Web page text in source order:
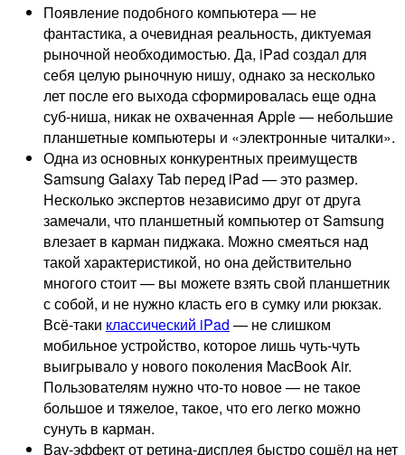
Появление подобного компьютера — не
фантастика, а очевидная реальность, диктуемая
рыночной необходимостью. Да, iPad создал для
себя целую рыночную нишу, однако за несколько
лет после его выхода сформировалась еще одна
суб-ниша, никак не охваченная Apple — небольшие
планшетные компьютеры и «электронные читалки».
Одна из основных конкурентных преимуществ
Samsung Galaxy Tab перед iPad — это размер.
Несколько экспертов независимо друг от друга
замечали, что планшетный компьютер от Samsung
влезает в карман пиджака. Можно смеяться над
такой характеристикой, но она действительно
многого стоит — вы можете взять свой планшетник
с собой, и не нужно класть его в сумку или рюкзак.
Всё-таки классический iPad — не слишком
мобильное устройство, которое лишь чуть-чуть
выигрывало у нового поколения MacBook Air.
Пользователям нужно что-то новое — не такое
большое и тяжелое, такое, что его легко можно
сунуть в карман.
Вау-эффект от ретина-дисплея быстро сошёл на нет